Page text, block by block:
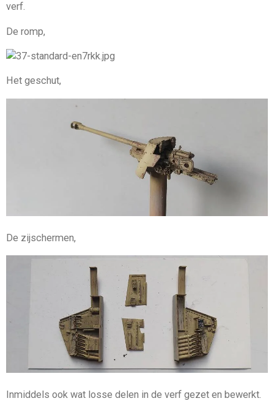
verf.
De romp,
Het geschut,
De zijschermen,
Inmiddels ook wat losse delen in de verf gezet en bewerkt.